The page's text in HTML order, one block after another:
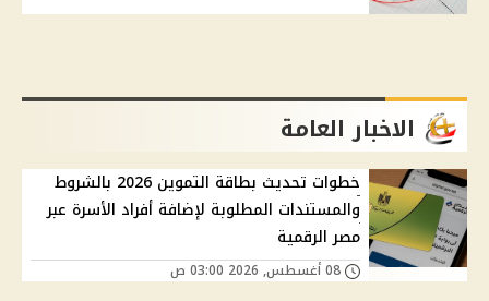
الاخبار العامة
خطوات تحديث بطاقة التموين 2026 بالشروط
والمستندات المطلوبة لإضافة أفراد الأسرة عبر
مصر الرقمية